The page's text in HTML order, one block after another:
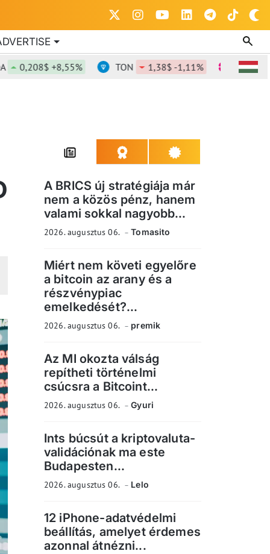
+8,55% TON 1,38$ -1,11% DOT
A BRICS új stratégiája már
nem a közös pénz, hanem
valami sokkal nagyobb...
2026. augusztus 06. Tomasito
Miért nem követi egyelőre
a bitcoin az arany és a
részvénypiac
emelkedését?...
2026. augusztus 06. premik
Az MI okozta válság
repítheti történelmi
csúcsra a Bitcoint...
2026. augusztus 06. Gyuri
Ints búcsút a kriptovaluta-
validációnak ma este
Budapesten...
2026. augusztus 06. Lelo
12 iPhone-adatvédelmi
beállítás, amelyet érdemes
azonnal átnézni...